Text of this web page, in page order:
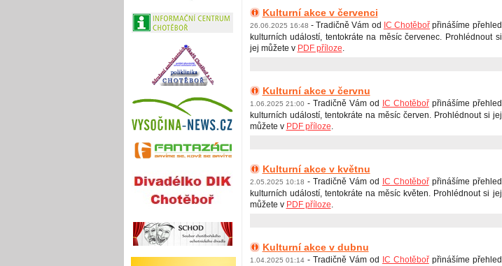
Kulturní akce v červenci
26.06.2025 16:48 - Tradičně Vám od IC Chotěboř přinášíme přehled
kulturních událostí, tentokráte na měsíc červenec. Prohlédnout si
jej můžete v PDF příloze.
Kulturní akce v červnu
1.06.2025 21:00 - Tradičně Vám od IC Chotěbořpřinášíme přehled
kulturních událostí, tentokráte na měsíc červen. Prohlédnout si jej
můžete v PDF příloze.
Kulturní akce v květnu
2.05.2025 10:18 - Tradičně Vám od IC Chotěbořpřinášíme přehled
kulturních událostí, tentokráte na měsíc květen. Prohlédnout si jej
můžete v PDF příloze.
Kulturní akce v dubnu
1.04.2025 01:14 - Tradičně Vám od IC Chotěbořpřinášíme přehled